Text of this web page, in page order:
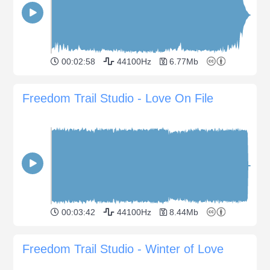
00:02:58 44100Hz 6.77Mb
Freedom Trail Studio - Love On File
00:03:42 44100Hz 8.44Mb
Freedom Trail Studio - Winter of Love